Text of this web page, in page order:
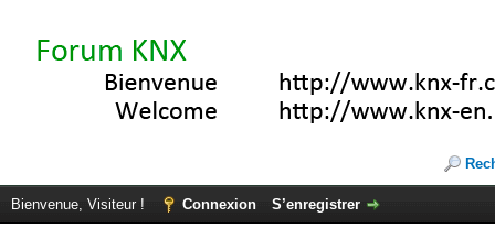
Bienvenue, Visiteur ! Connexion S’enregistrer